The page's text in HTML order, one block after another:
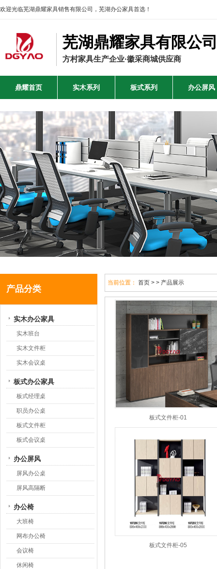
欢迎光临芜湖鼎耀家具销售有限公司，芜湖办公家具首选！
芜湖鼎耀家具有限公司
方村家具生产企业·徽采商城供应商
鼎耀首页 实木系列 板式系列 办公屏风
产品分类
实木办公家具
实木班台
实木文件柜
实木会议桌
板式办公家具
板式经理桌
职员办公桌
板式文件柜
板式会议桌
办公屏风
屏风办公桌
屏风高隔断
办公椅
大班椅
网布办公椅
会议椅
休闲椅
当前位置： 首页 > > 产品展示
板式文件柜-01
板式文件柜-05